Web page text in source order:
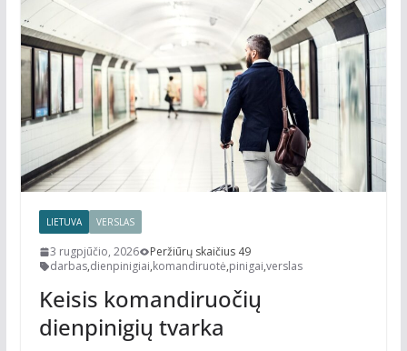
LIETUVA VERSLAS
3 rugpjūčio, 2026
Peržiūrų skaičius 49
darbas,dienpinigiai,komandiruotė,pinigai,verslas
Keisis komandiruočių
dienpinigių tvarka